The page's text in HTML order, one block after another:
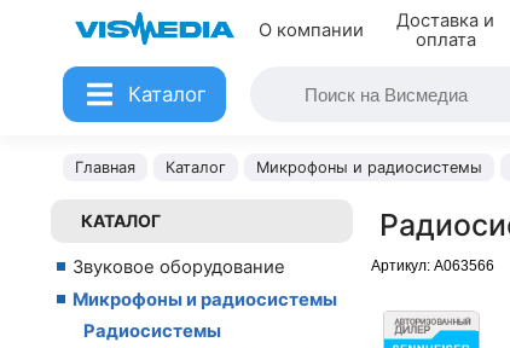
О компании
Доставка и
оплата
Каталог
Главная Каталог Микрофоны и радиосистемы
КАТАЛОГ
Звуковое оборудование
Микрофоны и радиосистемы
Радиосистемы
Артикул: A063566